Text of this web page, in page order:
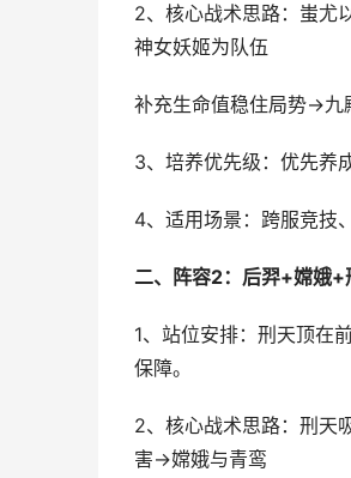
2、核心战术思路：蚩尤
神女妖姬为队伍
补充生命值稳住局势→九
3、培养优先级：优先养
4、适用场景：跨服竞技
二、阵容2：后羿+嫦娥
1、站位安排：刑天顶在
保障。
2、核心战术思路：刑天
害→嫦娥与青鸾